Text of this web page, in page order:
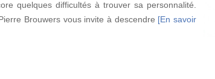
quelques difficultés à trouver sa personnalité.
Brouwers vous invite à descendre [En savoir